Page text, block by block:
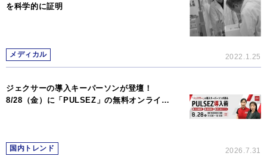
を科学的に証明
メディカル 2022.1.25
ジェクサーの導入キーパーソンが登壇！
8/28（金）に「PULSEZ」の無料オンライ…
国内トレンド 2026.7.31